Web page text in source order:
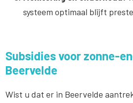
systeem optimaal blijft
Subsidies voor zonne-
Beervelde
Wist u dat er in Beervelde